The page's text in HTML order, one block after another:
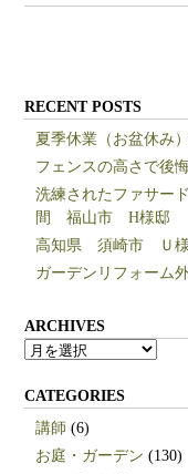
RECENT POSTS
夏季休業（お盆休み
フェンスの高さで後
洗練されたファサー
間 福山市 H様邸
高知県 須崎市 Ｕ
ガーデンリフォー
ARCHIVES
ARCHIVES
CATEGORIES
講師 (6)
お庭・ガーデン (130)